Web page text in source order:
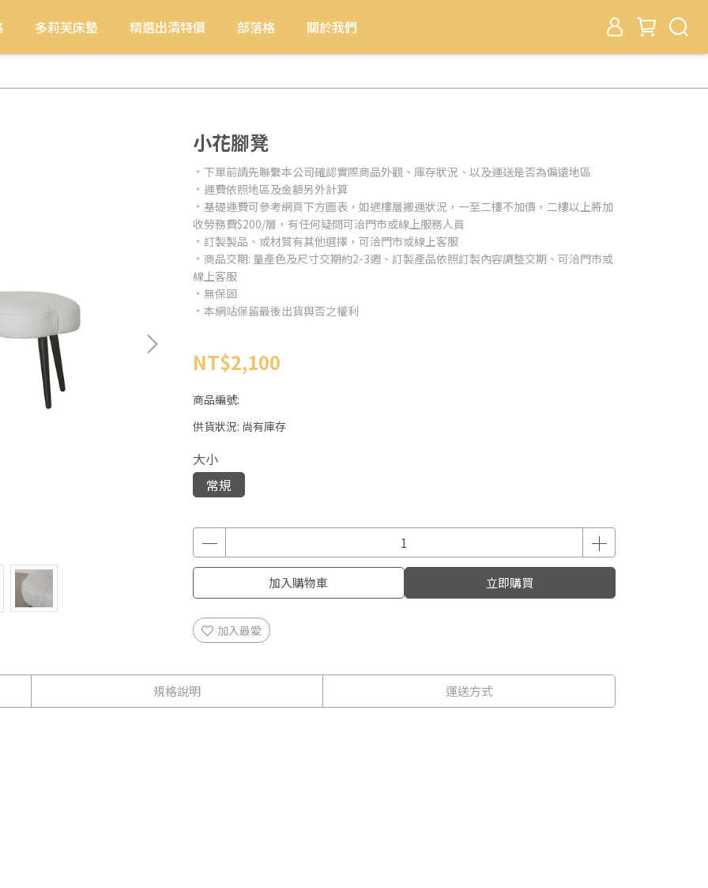
多莉芙床墊 精選出清特價 部落格 關於我們
小花腳凳
﹡下單前請先聯繫本公司確認實際商品外觀、庫存狀況、以及運送是否為偏遠地區
﹡運費依照地區及金額另外計算
﹡基礎運費可參考網頁下方圖表，如遇樓層搬運狀況，一至二樓不加價，二樓以上將加
收勞務費$200/層，有任何疑問可洽門市或線上服務人員
﹡訂製製品、或材質有其他選擇，可洽門市或線上客服
﹡商品交期: 量產色及尺寸交期約2-3週、訂製產品依照訂製內容調整交期、可洽門市或
線上客服
﹡無保固
﹡本網站保留最後出貨與否之權利
NT$2,100
商品編號:
供貨狀況: 尚有庫存
大小
常規
加入購物車 立即購買
加入最愛
規格說明 運送方式